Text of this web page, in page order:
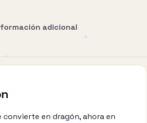
adicional
convierte en dragón, ahora en